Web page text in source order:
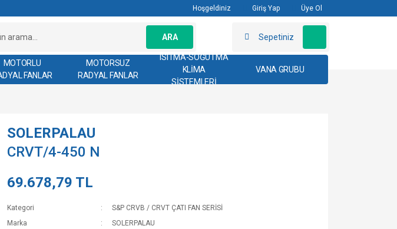
Hoşgeldiniz Giriş Yap Üye Ol
ARA Sepetiniz
MOTORLU
FANLAR
MOTORSUZ
RADYAL FANLAR
ISITMA-SOĞUTMA
KLİMA
SİSTEMLERİ
VANA GRUBU
SOLERPALAU
CRVT/4-450 N
69.678,79 TL
Kategori
S&P CRVB / CRVT ÇATI FAN SERİSİ
Marka
SOLERPALAU